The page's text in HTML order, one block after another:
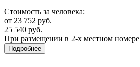
Стоимость за человека:
от 23 752 руб.
25 540 руб.
При размещении в 2-х местном номере
Подробнее